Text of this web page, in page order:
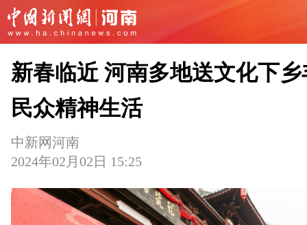
新春临近 河南多地送文化下
民众精神生活
中新网河南
2024年02月02日 15:25